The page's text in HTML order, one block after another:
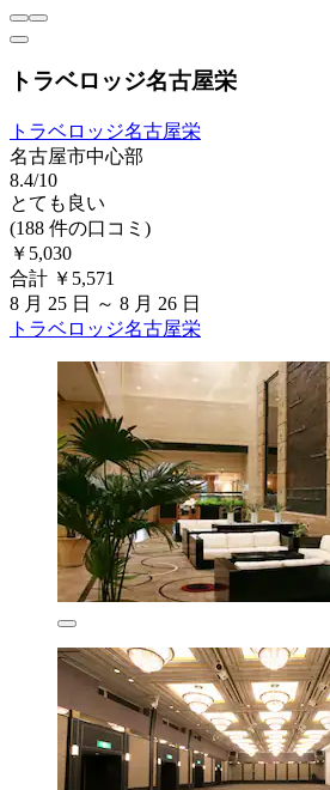
トラベロッジ名古屋栄
トラベロッジ名古屋栄
名古屋市中心部
8.4/10
とても良い
(188 件の口コミ)
￥5,030
合計 ￥5,571
8 月 25 日 ～ 8 月 26 日
トラベロッジ名古屋栄